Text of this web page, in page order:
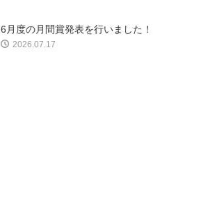
6月度の月間賞発表を行いました！
2026.07.17